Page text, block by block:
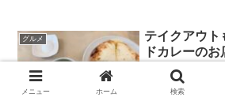
グルメ
テイクアウト
ドカレーの
ホウ」
八戸にあるイン
メニュー ホーム 検索